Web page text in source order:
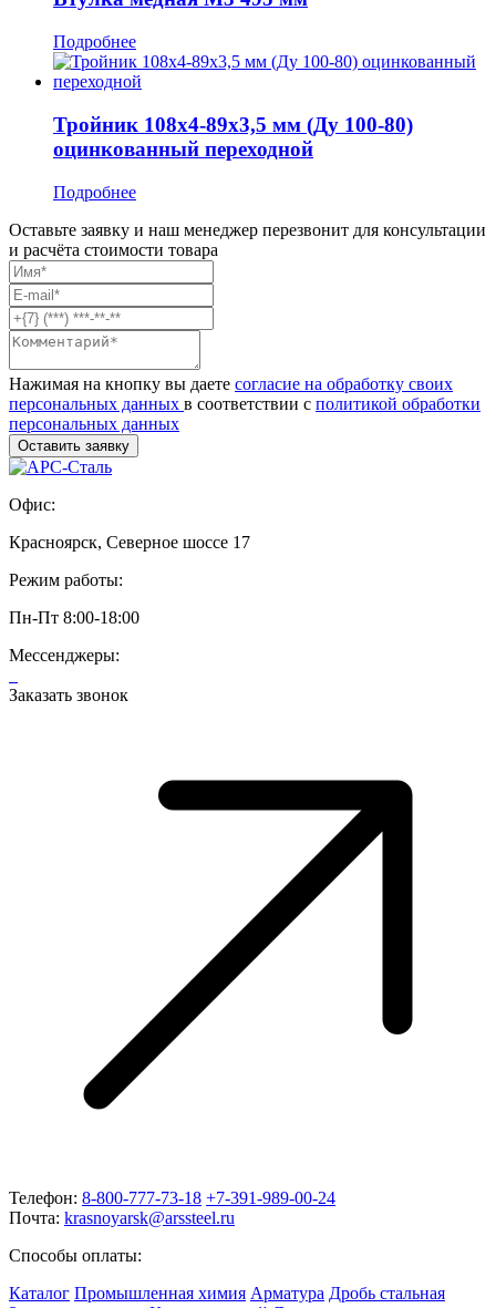
Подробнее
Тройник 108x4-89x3,5 мм (Ду 100-80)
оцинкованный переходной
Подробнее
Оставьте заявку и наш менеджер перезвонит для консультации
и расчёта стоимости товара
Нажимая на кнопку вы даете согласие на обработку своих
персональных данных в соответствии с политикой обработки
персональных данных
Офис:
Красноярск, Северное шоссе 17
Режим работы:
Пн-Пт 8:00-18:00
Мессенджеры:
Заказать звонок
Телефон: 8-800-777-73-18 +7-391-989-00-24
Почта: krasnoyarsk@arssteel.ru
Способы оплаты:
Каталог Промышленная химия Арматура Дробь стальная